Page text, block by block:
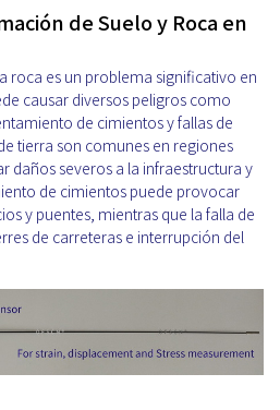
de Suelo y Roca en
roca es un problema significativo en
causar diversos peligros como
de cimientos y fallas de
tierra son comunes en regiones
daños severos a la infraestructura y
de cimientos puede provocar
y puentes, mientras que la falla de
de carreteras e interrupción del